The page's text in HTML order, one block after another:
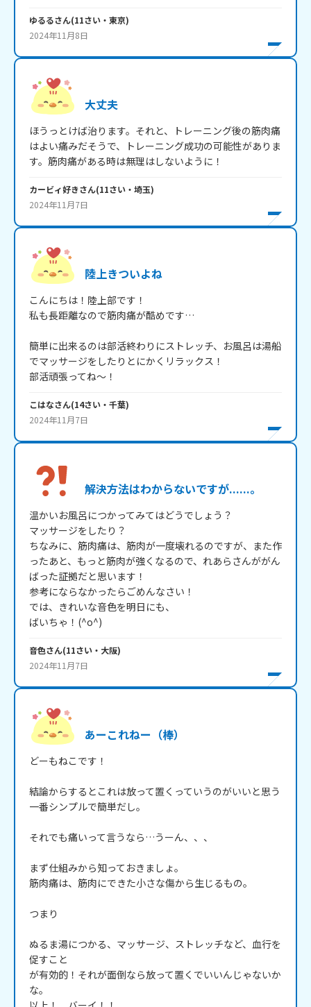
ゆるるさん(11さい・ 東京)
2024年11月8日
大丈夫
ほうっとけば治ります。それと、トレーニング後の筋肉痛
はよい痛みだそうで、トレーニング成功の可能性がありま
す。筋肉痛がある時は無理はしないように！
カービィ好きさん(11さい・ 埼玉)
2024年11月7日
陸上きついよね
こんにちは！陸上部です！
私も長距離なので筋肉痛が酷めです…
簡単に出来るのは部活終わりにストレッチ、お風呂は湯船
でマッサージをしたりとにかくリラックス！
部活頑張ってね～！
こはなさん(14さい・ 千葉)
2024年11月7日
解決方法はわからないですが......。
温かいお風呂につかってみてはどうでしょう？
マッサージをしたり？
ちなみに、筋肉痛は、筋肉が一度壊れるのですが、また作
ったあと、もっと筋肉が強くなるので、れあらさんががん
ばった証拠だと思います！
参考にならなかったらごめんなさい！
では、きれいな音色を明日にも、
ばいちゃ！(^o^)
音色さん(11さい・ 大阪)
2024年11月7日
あーこれねー（棒）
どーもねこです！
結論からするとこれは放って置くっていうのがいいと思う
一番シンプルで簡単だし。
それでも痛いって言うなら…うーん、、、
まず仕組みから知っておきましょ。
筋肉痛は、筋肉にできた小さな傷から生じるもの。
つまり
ぬるま湯につかる、マッサージ、ストレッチなど、血行を
促すこと
が有効的！それが面倒なら放って置くでいいんじゃないか
な。